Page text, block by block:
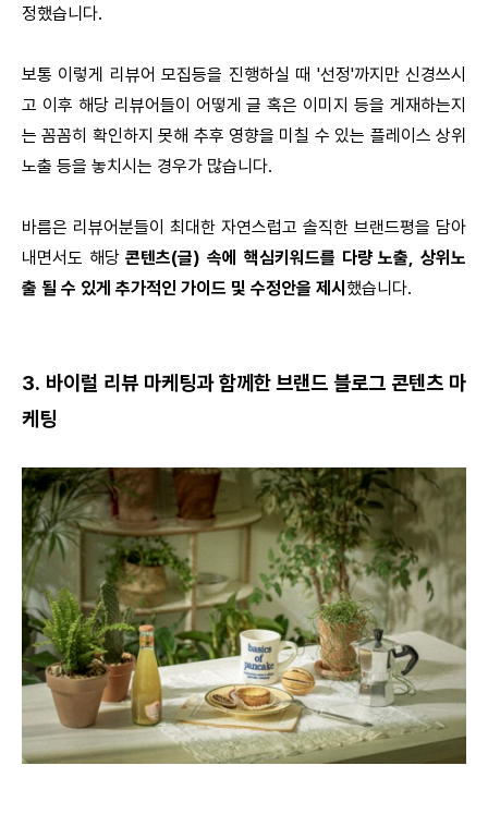
정했습니다.
보통 이렇게 리뷰어 모집등을 진행하실 때 '선정'까지만 신경쓰시
고 이후 해당 리뷰어들이 어떻게 글 혹은 이미지 등을 게재하는지
는 꼼꼼히 확인하지 못해 추후 영향을 미칠 수 있는 플레이스 상위
노출 등을 놓치시는 경우가 많습니다.
바름은 리뷰어분들이 최대한 자연스럽고 솔직한 브랜드평을 담아
내면서도 해당콘텐츠(글) 속에 핵심키워드를 다량 노출, 상위노
출 될 수 있게 추가적인 가이드 및 수정안을 제시 했습니다.
3. 바이럴 리뷰 마케팅과 함께한 브랜드 블로그 콘텐츠 마
케팅